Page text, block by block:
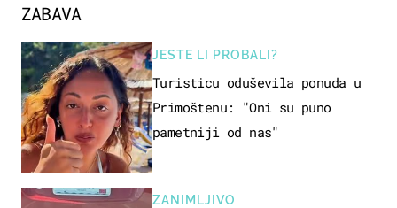
ZABAVA
JESTE LI PROBALI?
Turisticu oduševila ponuda u
Primoštenu: "Oni su puno
pametniji od nas"
ZANIMLJIVO